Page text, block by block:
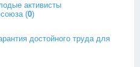
активисты
(0)
достойного труда для